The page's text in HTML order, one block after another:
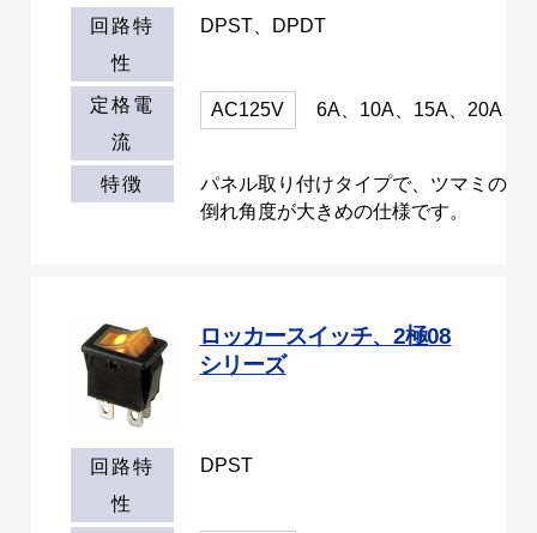
回路特
性
DPST、DPDT
定格電
流
AC125V 6A、10A、15A、20A
特徴
パネル取り付けタイプで、ツマミの
倒れ角度が大きめの仕様です。
ロッカースイッチ、2極08
シリーズ
回路特
性
DPST